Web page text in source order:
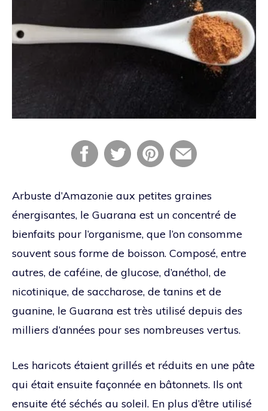
Arbuste d’Amazonie aux petites graines
énergisantes, le Guarana est un concentré de
bienfaits pour l’organisme, que l’on consomme
souvent sous forme de boisson. Composé, entre
autres, de caféine, de glucose, d’anéthol, de
nicotinique, de saccharose, de tanins et de
guanine, le Guarana est très utilisé depuis des
milliers d’années pour ses nombreuses vertus.
Les haricots étaient grillés et réduits en une pâte
qui était ensuite façonnée en bâtonnets. Ils ont
ensuite été séchés au soleil. En plus d’être utilisé